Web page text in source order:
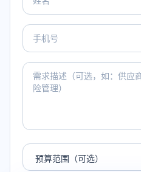
手机号
采购管理需求
预算范围